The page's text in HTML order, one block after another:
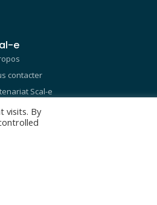
e
contacter
Scal-e
sociale d’entreprise – RSE
légales
visits. By